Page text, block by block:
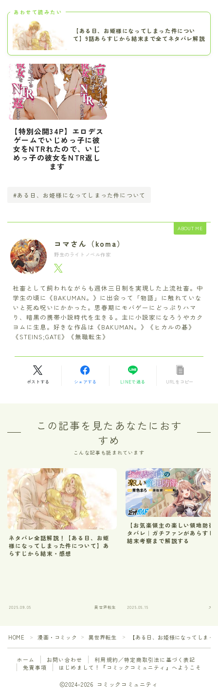
あわせて読みたい
【ある日、お姫様になってしまった件につい
て】9話あらすじから結末まで全てネタバレ解説
【特別公開34P】エロデス
ゲームでいじめっ子に彼
女をNTRれたので、いじ
めっ子の彼女をNTR返し
ます
#ある日、お姫様になってしまった件について
ABOUT ME
コマさん（koma）
野生のライトノベル作家
社畜として飼われながらも週休三日制を実現した上流社畜。中
学生の頃に《BAKUMAN。》に出会って「物語」に触れていな
いと死ぬ呪いにかかった。思春期にモバゲーにどっぷりハマ
り、暗黒の携帯小説時代を生きる。主に小説家になろうやカク
ヨムに生息。好きな作品は《BAKUMAN。》《ヒカルの碁》
《STEINS;GATE》《無職転生》
ポストする シェアする LINEで送る URLをコピー
この記事を見たあなたにおす
すめ
こんな記事も読まれています
ネタバレ全話解説！【ある日、お姫
様になってしまった件について】あ
らすじから結末・感想
2025.09.05 異世界転生
【お気楽領主の楽しい領地防衛
タバレ｜ガチファンがあらすじ
結末考察まで解説する
2025.05.15 ス
HOME ＞ 漫画・コミック ＞ 異世界転生 ＞ 【ある日、お姫様になってしま
ホーム お問い合わせ
利用規約／特定商取引法に基づく表記
免責事項
はじめまして！『コミックコミュニティ』へようこそ
2024–2026 コミックコミュニティ